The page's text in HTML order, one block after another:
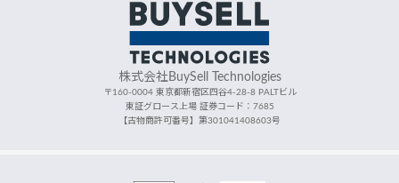
株式会社BuySell Technologies
〒160-0004 東京都新宿区四谷4-28-8 PALTビル
東証グロース上場 証券コード：7685
【古物商許可番号】第301041408603号